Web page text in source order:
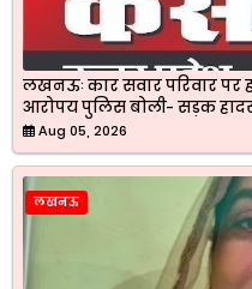
लखनऊः कार सवार परिवार पर
आरोपय पुलिस बोली- सड़क
Aug 05, 2026
लखनऊ